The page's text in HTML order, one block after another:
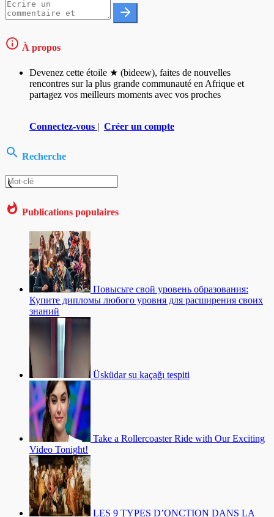
À propos
Devenez cette étoile ★ (bideew), faites de nouvelles
rencontres sur la plus grande communauté en Afrique et
partagez vos meilleurs moments avec vos proches
Connectez-vous | Créer un compte
Recherche
Publications populaires
Повысьте свой уровень образования:
Купите дипломы любого уровня для расширения своих
знаний
Üsküdar su kaçağı tespiti
Take a Rollercoaster Ride with Our Exciting
Video Tonight!
LES 9 TYPES D’ONCTION DANS LA